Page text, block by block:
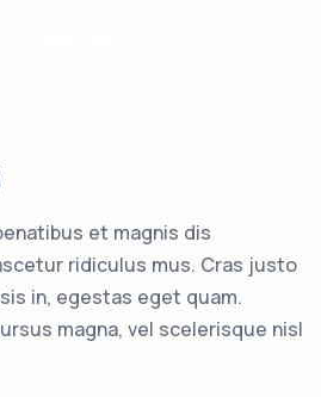
et magnis dis
ridiculus mus. Cras justo
in, egestas eget quam.
magna, vel scelerisque nisl